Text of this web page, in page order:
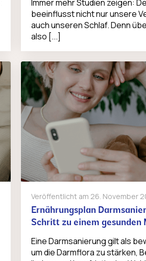
Immer mehr Studien zeigen:
beeinflusst nicht nur unsere
auch unseren Schlaf. Denn
also [...]
Veröffentlicht am 26. November
Ernährungsplan
Schritt zu einem gesunden
Eine Darmsanierung gilt als
um die Darmflora zu stärken,